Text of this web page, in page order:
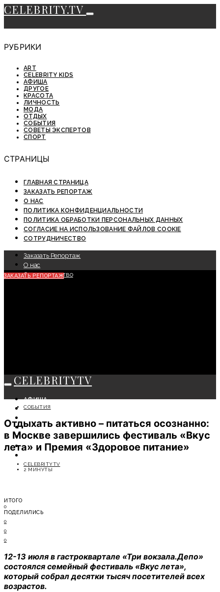
CELEBRITY.TV
РУБРИКИ
ART
CELEBRITY KIDS
АФИША
ДРУГОЕ
КРАСОТА
ЛИЧНОСТЬ
МОДА
ОТДЫХ
СОБЫТИЯ
СОВЕТЫ ЭКСПЕРТОВ
СПОРТ
СТРАНИЦЫ
ГЛАВНАЯ СТРАНИЦА
ЗАКАЗАТЬ РЕПОРТАЖ
О НАС
ПОЛИТИКА КОНФИДЕНЦИАЛЬНОСТИ
ПОЛИТИКА ОБРАБОТКИ ПЕРСОНАЛЬНЫХ ДАННЫХ
СОГЛАСИЕ НА ИСПОЛЬЗОВАНИЕ ФАЙЛОВ COOKIE
СОТРУДНИЧЕСТВО
Заказать Репортаж
О нас
Сотрудничество
ЗАКАЗАТЬ РЕПОРТАЖ
CELEBRITYTV
АФИША
СОБЫТИЯ
МОДА
ЛИЧНОСТЬ
ОТДЫХ
СОБЫТИЯ
Отдыхать активно – питаться осознанно:
в Москве завершились фестиваль «Вкус
лета» и Премия «Здоровое питание»
CELEBRITYTV
2 МИНУТЫ
ИТОГО
0
ПОДЕЛИЛИСЬ
0
0
0
12-13 июля в гастроквартале «Три вокзала.Депо»
состоялся семейный фестиваль «Вкус лета»,
который собрал десятки тысяч посетителей всех
возрастов.